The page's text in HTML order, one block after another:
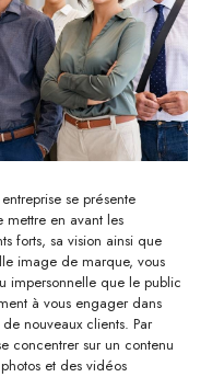
se présente
en avant les
forts, sa vision ainsi que
image de marque, vous
impersonnelle que le public
à vous engager dans
nouveaux clients. Par
concentrer sur un contenu
et des vidéos